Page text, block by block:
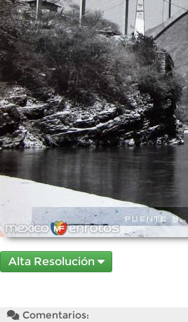
Alta Resolución
Comentarios: